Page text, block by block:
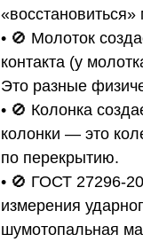
• 🚫 Молоток
контакта (у
Это разные
• 🚫 Колонка
колонки — это
по перекрытию.
• 🚫 ГОСТ 27296-
измерения
шумотопальная